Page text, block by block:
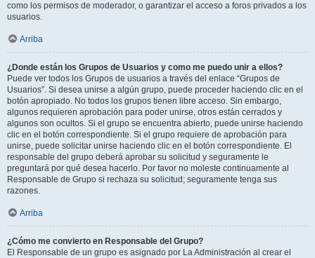
como los permisos de moderador, o garantizar el acceso a foros privados a los
usuarios.
Arriba
¿Donde están los Grupos de Usuarios y como me puedo unir a ellos?
Puede ver todos los Grupos de usuarios a través del enlace “Grupos de
Usuarios”. Si desea unirse a algún grupo, puede proceder haciendo clic en el
botón apropiado. No todos los grupos tienen libre acceso. Sin embargo,
algunos requieren aprobación para poder unirse, otros están cerrados y
algunos son ocultos. Si el grupo se encuentra abierto, puede unirse haciendo
clic en el botón correspondiente. Si el grupo requiere de aprobación para
unirse, puede solicitar unirse haciendo clic en el botón correspondiente. El
responsable del grupo deberá aprobar su solicitud y seguramente le
preguntará por qué desea hacerlo. Por favor no moleste continuamente al
Responsable de Grupo si rechaza su solicitud; seguramente tenga sus
razones.
Arriba
¿Cómo me convierto en Responsable del Grupo?
El Responsable de un grupo es asignado por La Administración al crear el